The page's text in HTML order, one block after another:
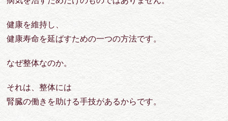
健康を維持し、
健康寿命を延ばすための一つの方法です。
なぜ整体なのか。
それは、整体には
腎臓の働きを助ける手技があるからです。